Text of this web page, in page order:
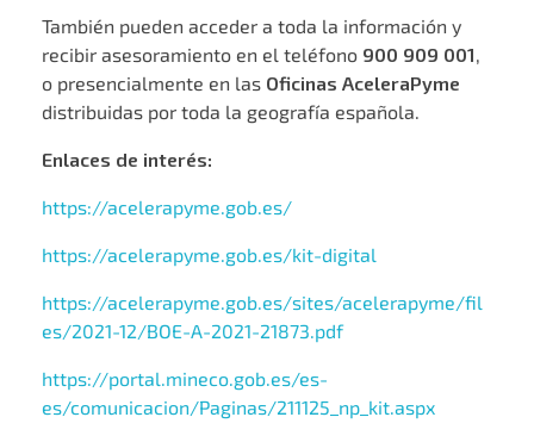
También pueden acceder a toda la información y
recibir asesoramiento en el teléfono 900 909 001,
o presencialmente en las Oficinas AceleraPyme
distribuidas por toda la geografía española.
Enlaces de interés:
https://acelerapyme.gob.es/
https://acelerapyme.gob.es/kit-digital
https://acelerapyme.gob.es/sites/acelerapyme/fil
es/2021-12/BOE-A-2021-21873.pdf
https://portal.mineco.gob.es/es-
es/comunicacion/Paginas/211125_np_kit.aspx